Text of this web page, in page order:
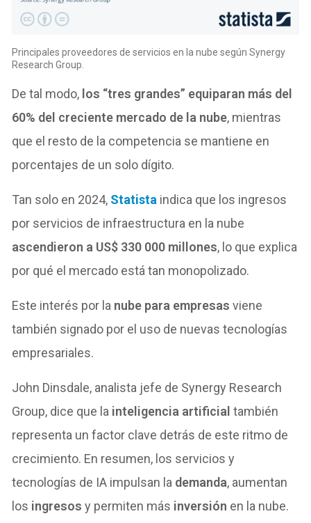
Principales proveedores de servicios en la nube según Synergy
Research Group.
De tal modo, los “tres grandes” equiparan más del
60% del creciente mercado de la nube, mientras
que el resto de la competencia se mantiene en
porcentajes de un solo dígito.
Tan solo en 2024, Statista indica que los ingresos
por servicios de infraestructura en la nube
ascendieron a US$ 330 000 millones, lo que explica
por qué el mercado está tan monopolizado.
Este interés por la nube para empresas viene
también signado por el uso de nuevas tecnologías
empresariales.
John Dinsdale, analista jefe de Synergy Research
Group, dice que la inteligencia artificial también
representa un factor clave detrás de este ritmo de
crecimiento. En resumen, los servicios y
tecnologías de IA impulsan la demanda, aumentan
los ingresos y permiten más inversión en la nube.